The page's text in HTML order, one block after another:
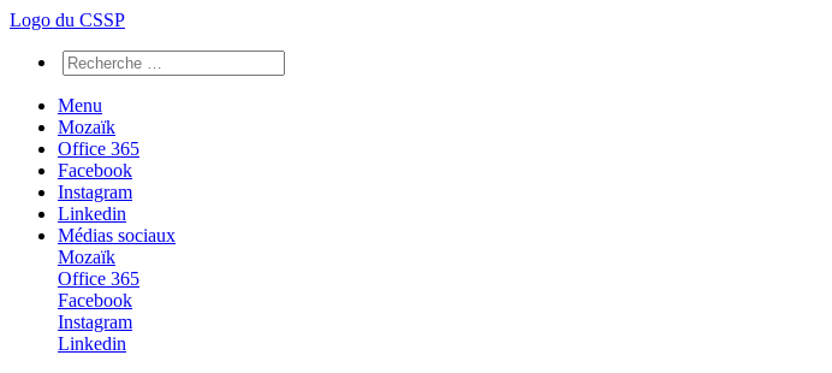
Logo du CSSP
Menu
Mozaïk
Office 365
Facebook
Instagram
Linkedin
Médias sociaux
Mozaïk
Office 365
Facebook
Instagram
Linkedin